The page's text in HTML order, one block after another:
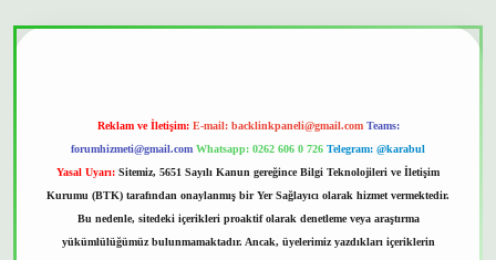
Reklam ve İletişim: E-mail: backlinkpaneli@gmail.com Teams:
forumhizmeti@gmail.com Whatsapp: 0262 606 0 726 Telegram: @karabul
Yasal Uyarı: Sitemiz, 5651 Sayılı Kanun gereğince Bilgi Teknolojileri ve İletişim
Kurumu (BTK) tarafından onaylanmış bir Yer Sağlayıcı olarak hizmet vermektedir.
Bu nedenle, sitedeki içerikleri proaktif olarak denetleme veya araştırma
yükümlülüğümüz bulunmamaktadır. Ancak, üyelerimiz yazdıkları içeriklerin